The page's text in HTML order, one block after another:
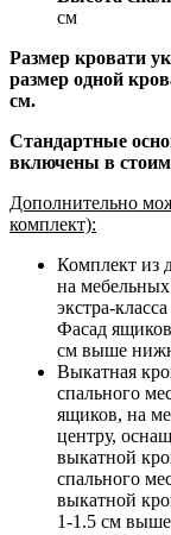
см
Размер кровати
размер одной
см.
Стандартные
включены в
Дополнительно
комплект):
Комплект из
на
экстра-
Фасад ящиков
см выше
Выкатная
спального
ящиков, на
центру,
выкатной
спального
выкатной
1-1.5 см